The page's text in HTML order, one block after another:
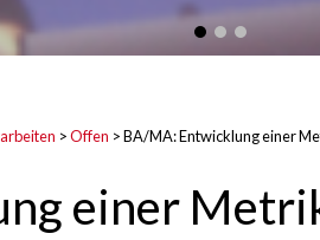
>Offen >BA/MA: Entwicklung einer
einer